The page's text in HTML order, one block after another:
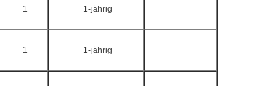
1 1-jährig
1 1-jährig